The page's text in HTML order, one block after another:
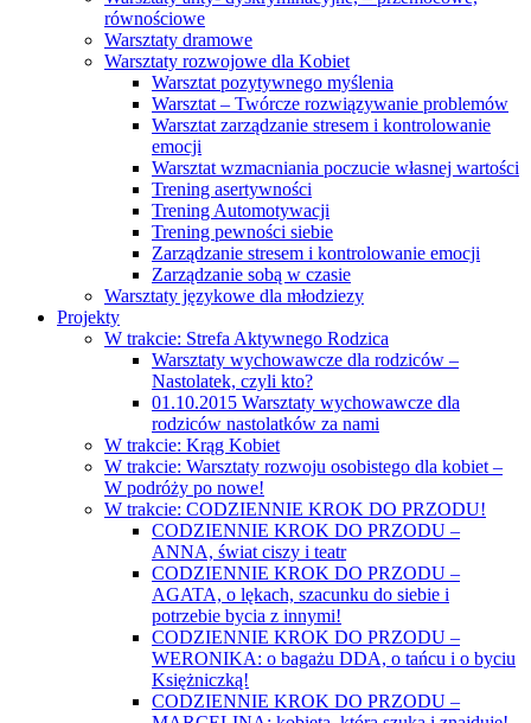
równościowe
Warsztaty dramowe
Warsztaty rozwojowe dla Kobiet
Warsztat pozytywnego myślenia
Warsztat – Twórcze rozwiązywanie problemów
Warsztat zarządzanie stresem i kontrolowanie
emocji
Warsztat wzmacniania poczucie własnej wartości
Trening asertywności
Trening Automotywacji
Trening pewności siebie
Zarządzanie stresem i kontrolowanie emocji
Zarządzanie sobą w czasie
Warsztaty językowe dla młodziezy
Projekty
W trakcie: Strefa Aktywnego Rodzica
Warsztaty wychowawcze dla rodziców –
Nastolatek, czyli kto?
01.10.2015 Warsztaty wychowawcze dla
rodziców nastolatków za nami
W trakcie: Krąg Kobiet
W trakcie: Warsztaty rozwoju osobistego dla kobiet –
W podróży po nowe!
W trakcie: CODZIENNIE KROK DO PRZODU!
CODZIENNIE KROK DO PRZODU –
ANNA, świat ciszy i teatr
CODZIENNIE KROK DO PRZODU –
AGATA, o lękach, szacunku do siebie i
potrzebie bycia z innymi!
CODZIENNIE KROK DO PRZODU –
WERONIKA: o bagażu DDA, o tańcu i o byciu
Księżniczką!
CODZIENNIE KROK DO PRZODU –